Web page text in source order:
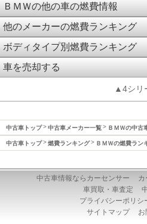
ＢＭＷの他の車の燃費情報
他のメーカーの燃費ランキング
ボディタイプ別燃費ランキング
車を売却する
▲4シリ
中古車トップ 中古車メーカー一覧 ＢＭＷの中古
中古車トップ 燃費ランキング ＢＭＷの燃費ラン
中古車情報ならカーセンサー
車買取・車査定
プライバシーポリシ
サイトマップ
お